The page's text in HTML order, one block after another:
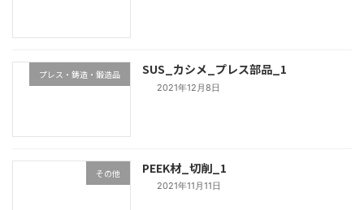
プレス・鋳造・鍛造品 SUS_カシメ_プレス部品_1
2021年12月8日
その他 PEEK材_切削_1
2021年11月11日